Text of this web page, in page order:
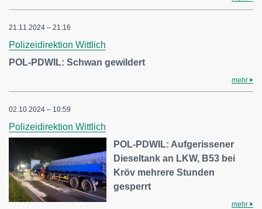
21.11.2024 – 21:16
Polizeidirektion Wittlich
POL-PDWIL: Schwan gewildert
mehr
02.10.2024 – 10:59
Polizeidirektion Wittlich
POL-PDWIL: Aufgerissener
Dieseltank an LKW, B53 bei
Kröv mehrere Stunden
gesperrt
mehr